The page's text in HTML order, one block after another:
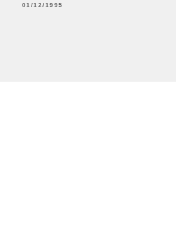
01/12/1995